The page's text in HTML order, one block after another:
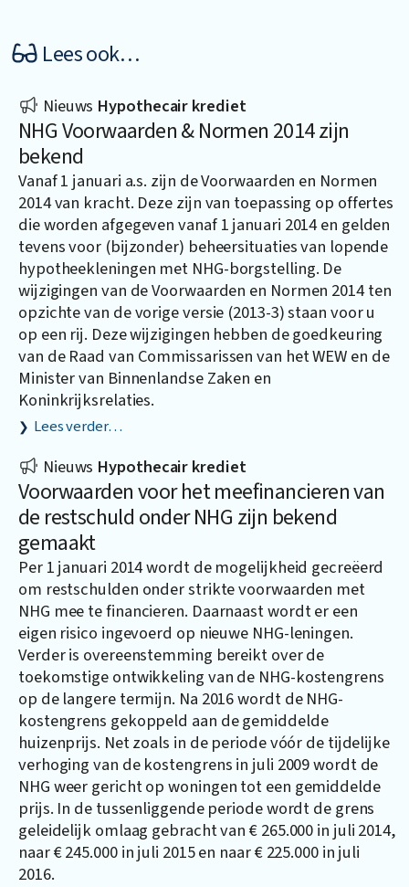
Lees ook…
Nieuws Hypothecair krediet
NHG Voorwaarden & Normen 2014 zijn
bekend
Vanaf 1 januari a.s. zijn de Voorwaarden en Normen
2014 van kracht. Deze zijn van toepassing op offertes
die worden afgegeven vanaf 1 januari 2014 en gelden
tevens voor (bijzonder) beheersituaties van lopende
hypotheekleningen met NHG-borgstelling. De
wijzigingen van de Voorwaarden en Normen 2014 ten
opzichte van de vorige versie (2013-3) staan voor u
op een rij. Deze wijzigingen hebben de goedkeuring
van de Raad van Commissarissen van het WEW en de
Minister van Binnenlandse Zaken en
Koninkrijksrelaties.
Lees verder…
Nieuws Hypothecair krediet
Voorwaarden voor het meefinancieren van
de restschuld onder NHG zijn bekend
gemaakt
Per 1 januari 2014 wordt de mogelijkheid gecreëerd
om restschulden onder strikte voorwaarden met
NHG mee te financieren. Daarnaast wordt er een
eigen risico ingevoerd op nieuwe NHG-leningen.
Verder is overeenstemming bereikt over de
toekomstige ontwikkeling van de NHG-kostengrens
op de langere termijn. Na 2016 wordt de NHG-
kostengrens gekoppeld aan de gemiddelde
huizenprijs. Net zoals in de periode vóór de tijdelijke
verhoging van de kostengrens in juli 2009 wordt de
NHG weer gericht op woningen tot een gemiddelde
prijs. In de tussenliggende periode wordt de grens
geleidelijk omlaag gebracht van € 265.000 in juli 2014,
naar € 245.000 in juli 2015 en naar € 225.000 in juli
2016.